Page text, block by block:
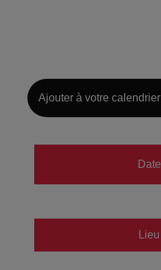
Ajouter à votre calendrier
Date
Lieu